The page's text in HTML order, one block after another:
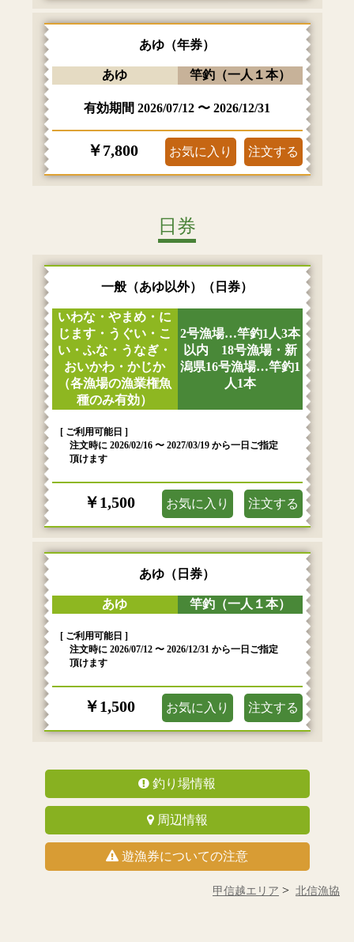
あゆ（年券）
あゆ 竿釣（一人１本）
有効期間 2026/07/12 〜 2026/12/31
￥7,800 お気に入り 注文する
日券
一般（あゆ以外）（日券）
いわな・やまめ・に
じます・うぐい・こ
い・ふな・うなぎ・
おいかわ・かじか
（各漁場の漁業権魚
種のみ有効）
2号漁場…竿釣1人3本
以内 18号漁場・新
潟県16号漁場…竿釣1
人1本
[ ご利用可能日 ]
注文時に 2026/02/16 〜 2027/03/19 から一日ご指定
頂けます
￥1,500 お気に入り 注文する
あゆ（日券）
あゆ 竿釣（一人１本）
[ ご利用可能日 ]
注文時に 2026/07/12 〜 2026/12/31 から一日ご指定
頂けます
￥1,500 お気に入り 注文する
釣り場情報
周辺情報
遊漁券についての注意
甲信越エリア 北信漁協